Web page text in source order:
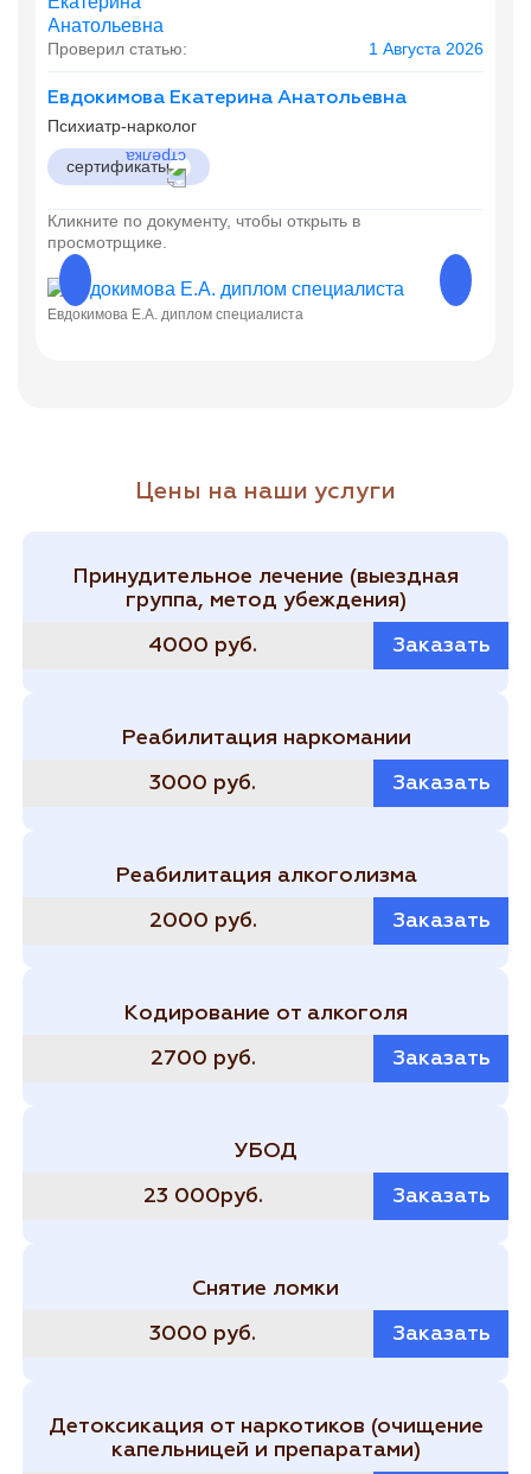
Проверил статью: 1 Августа 2026
Евдокимова Екатерина Анатольевна
Психиатр-нарколог
сертификаты
Кликните по документу, чтобы открыть в
просмотрщике.
Евдокимова Е.А. диплом специалиста
Цены на наши услуги
Принудительное лечение (выездная
группа, метод убеждения)
4000 руб. Заказать
Реабилитация наркомании
3000 руб. Заказать
Реабилитация алкоголизма
2000 руб. Заказать
Кодирование от алкоголя
2700 руб. Заказать
УБОД
23 000руб. Заказать
Снятие ломки
3000 руб. Заказать
Детоксикация от наркотиков (очищение
капельницей и препаратами)